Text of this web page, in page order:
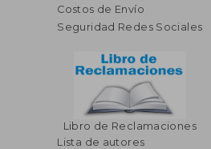
Costos de Envío
Seguridad Redes Sociales
Libro de Reclamaciones
Lista de autores